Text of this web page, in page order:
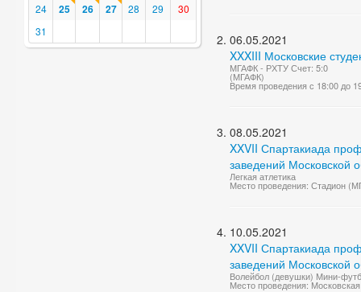
24 25 26 27 28 29
30
31
06.05.2021
XXXIII Московские
МГАФК - РХТУ Счет: 5:0
(МГАФК)
Время проведения с 18:00 до
08.05.2021
XXVII Спартакиада
заведений Московской
Легкая атлетика
Место проведения: Стадион
10.05.2021
XXVII Спартакиада
заведений Московской
Волейбол (девушки) Мини-
Место проведения: